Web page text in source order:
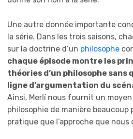
Une autre donnée importante
la série. Dans les trois saisons,
sur la doctrine d’un philosophe
chaque épisode montre les
théories d’un philosophe sans
ligne d’argumentation du
Ainsi, Merlí nous fournit un
philosophie de manière beaucoup
pratique que l’approche que nous